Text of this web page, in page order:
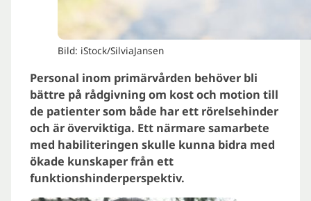
Bild: iStock/SilviaJansen
Personal inom primärvården behöver bli
bättre på rådgivning om kost och motion till
de patienter som både har ett rörelsehinder
och är överviktiga. Ett närmare samarbete
med habiliteringen skulle kunna bidra med
ökade kunskaper från ett
funktionshinderperspektiv.